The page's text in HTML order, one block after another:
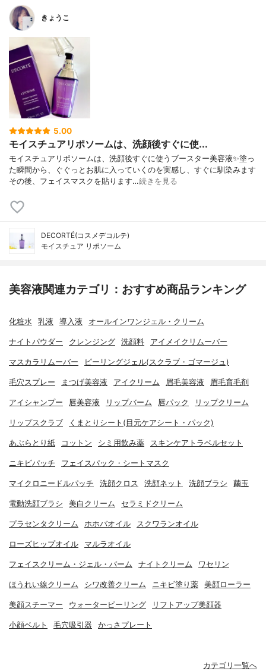
きょうこ
5.00
モイスチュアリポソームは、洗顔後すぐに使...
モイスチュアリポソームは、洗顔後すぐに使うブースター美容液✨塗っ
た瞬間から、ぐぐっとお肌に入っていくのを実感し、すぐに馴染みます
その後、フェイスマスクを貼ります…続きを見る
DECORTÉ(コスメデコルテ)
モイスチュア リポソーム
美容液関連カテゴリ：おすすめ商品ランキング
化粧水 乳液 導入液 オールインワンジェル・クリーム
ナイトパウダー クレンジング 洗顔料 アイメイクリムーバー
マスカラリムーバー ピーリングジェル(スクラブ・ゴマージュ)
毛穴スプレー まつげ美容液 アイクリーム 眉毛美容液 眉毛育毛剤
アイシャンプー 唇美容液 リップバーム 唇パック リップクリーム
リップスクラブ くまとりシート(目元ケアシート・パック)
あぶらとり紙 コットン シミ用飲み薬 スキンケアトラベルセット
ニキビパッチ フェイスパック・シートマスク
マイクロニードルパッチ 洗顔クロス 洗顔ネット 洗顔ブラシ 繭玉
電動洗顔ブラシ 美白クリーム セラミドクリーム
プラセンタクリーム ホホバオイル スクワランオイル
ローズヒップオイル マルラオイル
フェイスクリーム・ジェル・バーム ナイトクリーム ワセリン
ほうれい線クリーム シワ改善クリーム ニキビ塗り薬 美顔ローラー
美顔スチーマー ウォーターピーリング リフトアップ美顔器
小顔ベルト 毛穴吸引器 かっさプレート
カテゴリ一覧へ